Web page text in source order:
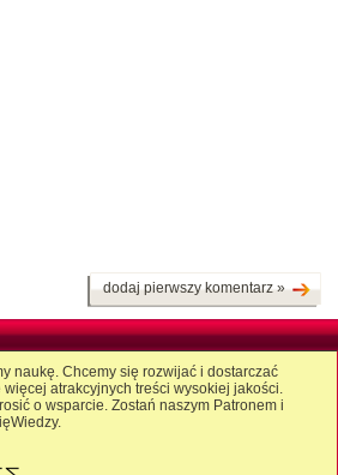
dodaj pierwszy komentarz »
naukę. Chcemy się rozwijać i dostarczać
atrakcyjnych treści wysokiej jakości.
o wsparcie. Zostań naszym Patronem i